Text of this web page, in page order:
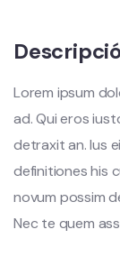
Lorem ipsum
ad. Qui eros
detraxit an. Ius
definitiones his
novum possim
Nec te quem